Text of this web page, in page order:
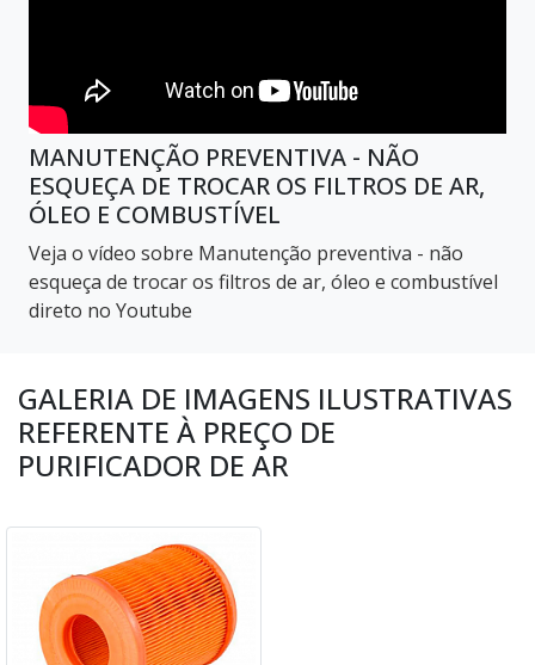
MANUTENÇÃO PREVENTIVA - NÃO
ESQUEÇA DE TROCAR OS FILTROS DE AR,
ÓLEO E COMBUSTÍVEL
Veja o vídeo sobre Manutenção preventiva - não
esqueça de trocar os filtros de ar, óleo e combustível
direto no Youtube
GALERIA DE IMAGENS ILUSTRATIVAS
REFERENTE À PREÇO DE
PURIFICADOR DE AR